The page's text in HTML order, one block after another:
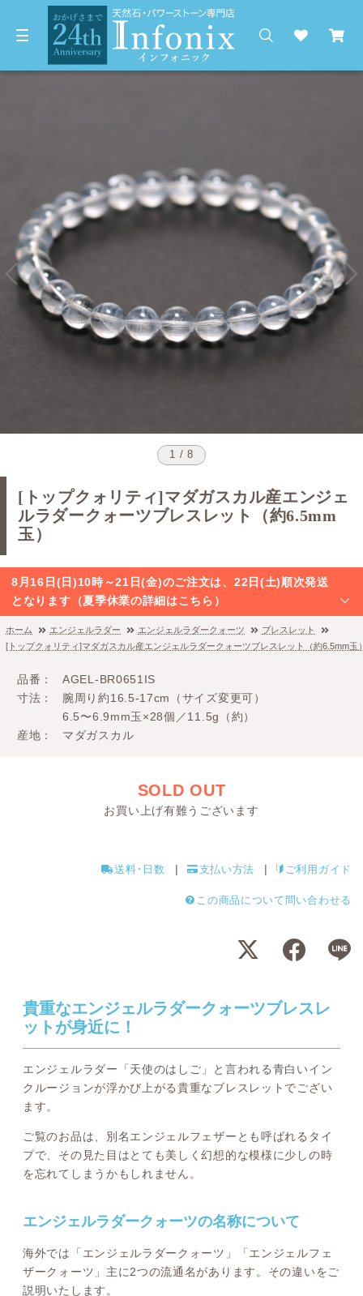
1 / 8
[トップクォリティ]マダガスカル産エンジェ
ルラダークォーツブレスレット（約6.5mm
玉）
8月16日(日)10時～21日(金)のご注文は、22日(土)順次発送
となります（夏季休業の詳細はこちら）
ホーム エンジェルラダー エンジェルラダークォーツ
ブレスレット
[トップクォリティ]マダガスカル産エンジェルラダークォーツブレスレット（約6.5mm玉
品番
AGEL-BR0651IS
寸法
腕周り約16.5-17cm（サイズ変更可）
6.5〜6.9mm玉×28個／11.5g（約）
産地
マダガスカル
SOLD OUT
お買い上げ有難うございます
送料･日数 支払い方法 ご利用ガイド
この商品について問い合わせる
貴重なエンジェルラダークォーツブレスレ
ットが身近に！
エンジェルラダー「天使のはしご」と言われる青白いイン
クルージョンが浮かび上がる貴重なブレスレットでござい
ます。
ご覧のお品は、別名エンジェルフェザーとも呼ばれるタイ
プで、その見た目はとても美しく幻想的な模様に少しの時
を忘れてしまうかもしれません。
エンジェルラダークォーツの名称について
海外では「エンジェルラダークォーツ」「エンジェルフェ
ザークォーツ」主に2つの流通名があります。その違いをご
説明いたします。